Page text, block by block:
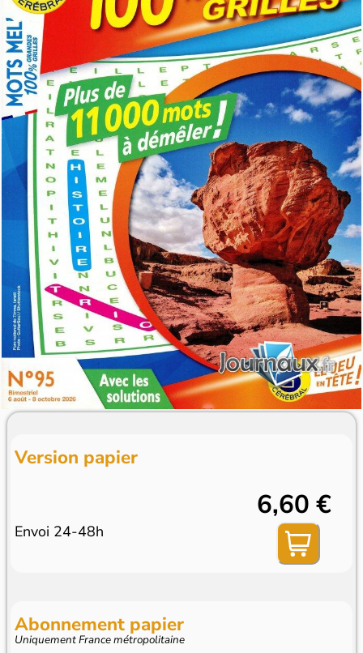
Version papier
Envoi 24-48h
6,60 €
Abonnement papier
Uniquement France métropolitaine